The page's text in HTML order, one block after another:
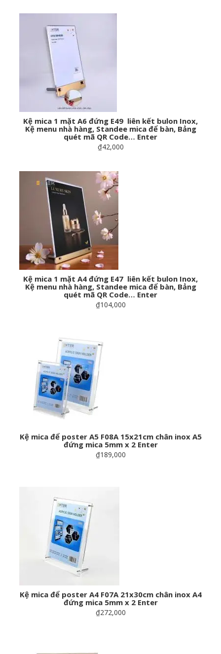
Kệ mica 1 mặt A6 đứng E49 liên kết bulon Inox,
Kệ menu nhà hàng, Standee mica để bàn, Bảng
quét mã QR Code… Enter
₫42,000
Kệ mica 1 mặt A4 đứng E47 liên kết bulon Inox,
Kệ menu nhà hàng, Standee mica để bàn, Bảng
quét mã QR Code… Enter
₫104,000
Kệ mica để poster A5 F08A 15x21cm chân inox A5
đứng mica 5mm x 2 Enter
₫189,000
Kệ mica để poster A4 F07A 21x30cm chân inox A4
đứng mica 5mm x 2 Enter
₫272,000